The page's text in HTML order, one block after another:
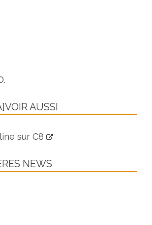
AUSSI
sur C8
NEWS